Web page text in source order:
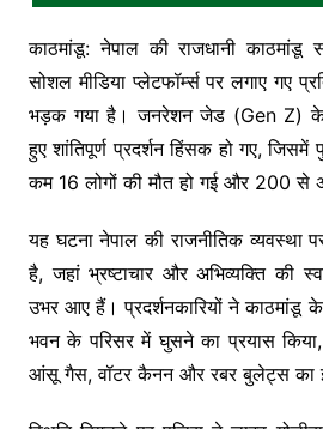
काठमांडू: नेपाल की राजधानी
सोशल मीडिया प्लेटफॉर्म्स पर लगाए गए
भड़क गया है। जनरेशन जेड (Gen Z)
हुए शांतिपूर्ण प्रदर्शन हिंसक हो गए,
कम 16 लोगों की मौत हो गई और 200 से
यह घटना नेपाल की राजनीतिक व्यवस्था
है, जहां भ्रष्टाचार और अभिव्यक्ति की
उभर आए हैं। प्रदर्शनकारियों ने काठमांडू
भवन के परिसर में घुसने का प्रयास
आंसू गैस, वॉटर कैनन और रबर बुलेट्स का